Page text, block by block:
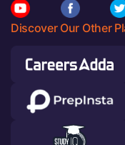
Discover Our Other